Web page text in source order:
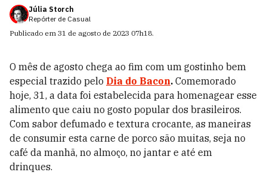
Júlia Storch
Repórter de Casual
Publicado em 31 de agosto de 2023 07h18.
O mês de agosto chega ao fim com um gostinho bem
especial trazido pelo Dia do Bacon. Comemorado
hoje, 31, a data foi estabelecida para homenagear esse
alimento que caiu no gosto popular dos brasileiros.
Com sabor defumado e textura crocante, as maneiras
de consumir esta carne de porco são muitas, seja no
café da manhã, no almoço, no jantar e até em
drinques.